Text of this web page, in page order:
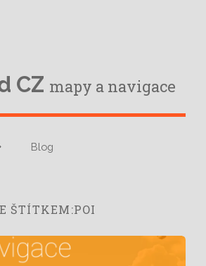
CZ mapy a navigace
Blog
ŠTÍTKEM:POI